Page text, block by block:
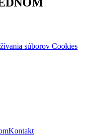
súborov Cookies
Kontakt